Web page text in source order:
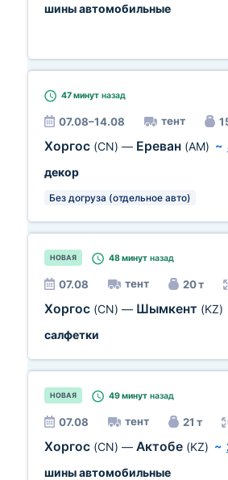
шины автомобильные
47 минут назад
07.08–14.08 тент
Хоргос (CN) — Ереван (AM) ~
декор
Без догруза (отдельное авто)
НОВАЯ 48 минут назад
07.08 тент 20 т
Хоргос (CN) — Шымкент (KZ)
салфетки
НОВАЯ 49 минут назад
07.08 тент 21 т
Хоргос (CN) — Актобе (KZ) ~
шины автомобильные